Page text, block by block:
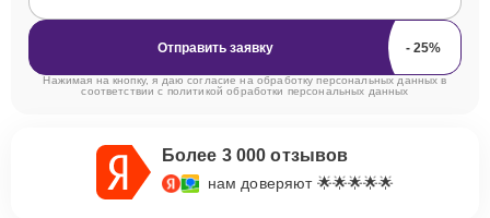
Отправить заявку
Нажимая на кнопку, я даю согласие на обработку персональных данных в
соответствии с политикой обработки персональных данных
Более 3 000 отзывов
нам доверяют 🌟🌟🌟🌟🌟